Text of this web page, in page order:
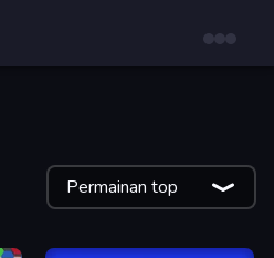
Permainan top